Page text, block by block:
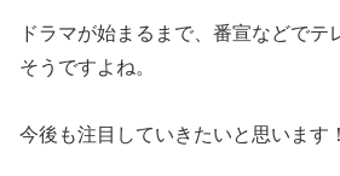
ドラマが始まるまで、番宣などでテ
そうですよね。
今後も注目していきたいと思います！